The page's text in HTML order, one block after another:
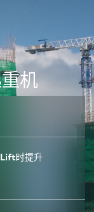
机
时提升